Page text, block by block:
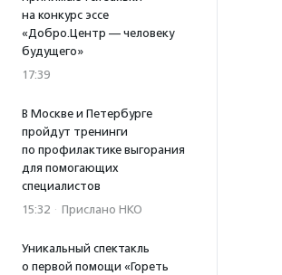
на конкурс эссе
«Добро.Центр — человеку
будущего»
17:39
В Москве и Петербурге
пройдут тренинги
по профилактике выгорания
для помогающих
специалистов
15:32 · Прислано НКО
Уникальный спектакль
о первой помощи «Гореть